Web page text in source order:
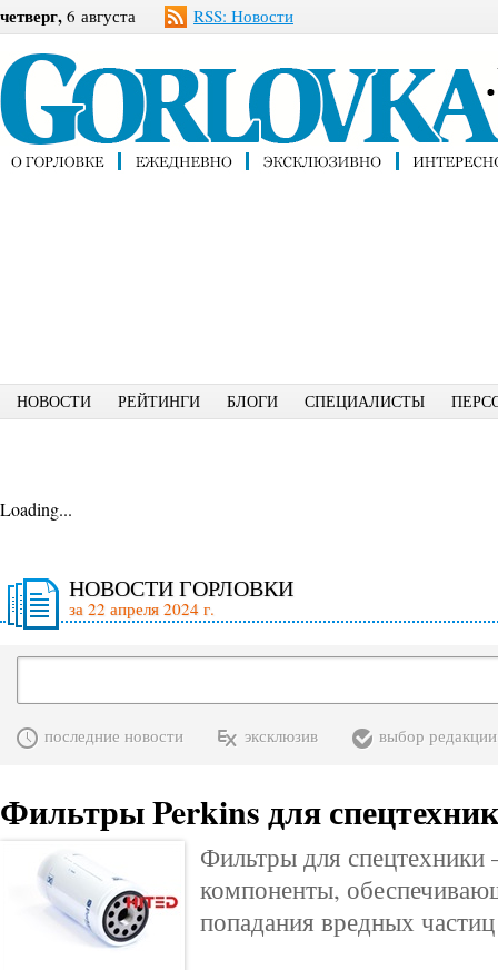
четверг, 6 августа RSS: Новости
НОВОСТИ РЕЙТИНГИ БЛОГИ СПЕЦИАЛИСТЫ
Loading...
НОВОСТИ ГОРЛОВКИ
за 22 апреля 2024 г.
последние новости эксклюзив выбор редакции
Фильтры Perkins для
Фильтры для спецтехники
компоненты,
попадания вредных